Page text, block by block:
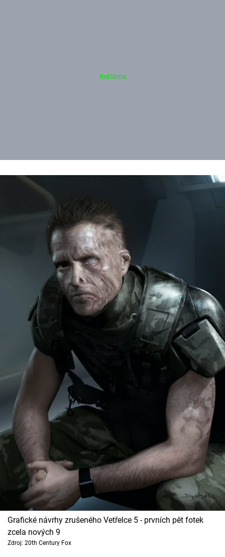
Grafické návrhy zrušeného Vetřelce 5 - prvních pět fotek
zcela nových 9
Zdroj: 20th Century Fox